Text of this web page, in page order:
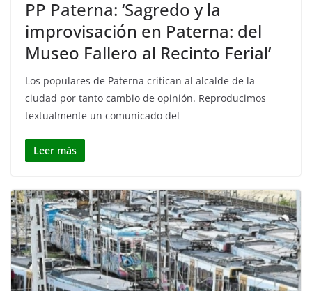
PP Paterna: ‘Sagredo y la
improvisación en Paterna: del
Museo Fallero al Recinto Ferial’
Los populares de Paterna critican al alcalde de la
ciudad por tanto cambio de opinión. Reproducimos
textualmente un comunicado del
Leer más